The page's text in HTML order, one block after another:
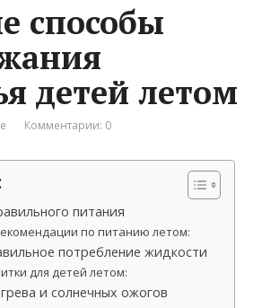
способы
детей летом
Комментарии: 0
питания
по питанию летом:
потребление жидкости
для детей летом:
и солнечных ожогов